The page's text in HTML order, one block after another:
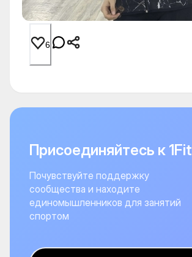
6
Присоединяйтесь к 1Fit
Почувствуйте поддержку
сообщества и находите
единомышленников для занятий
спортом